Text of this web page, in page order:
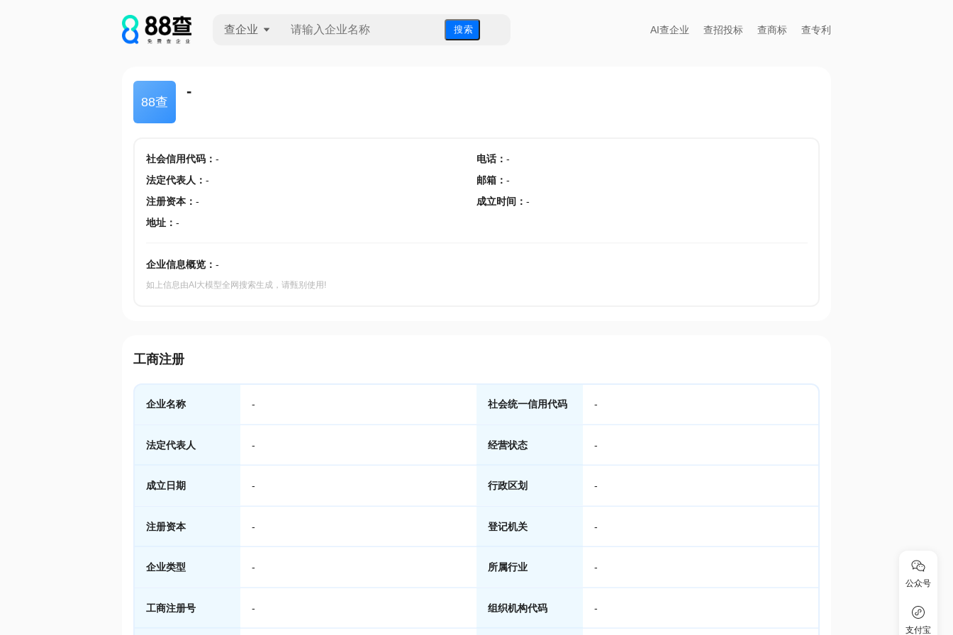
查企业 搜 索 AI查企业 查招投标 查商标 查专利
88查
-
社会信用代码： - 电话： -
法定代表人 ： - 邮箱 ： -
注册资本： - 成立时间 ： -
地址： -
企业信息概览： -
如上信息由AI大模型全网搜索生成，请甄别使用!
工商注册
企业名称 - 社会统一信用代码 -
法定代表人 - 经营状态 -
成立日期 - 行政区划 -
注册资本 - 登记机关 -
企业类型 - 所属行业 -
工商注册号 - 组织机构代码 -
公众号
支付宝